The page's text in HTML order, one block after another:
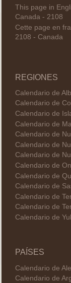
This page in
Canada - 2108
Cette page en
2108 - Canada
REGIONES
Calendario de
Calendario de
Calendario de
Calendario de
Calendario de
Calendario de
Calendario de
Calendario de
Calendario de
Calendario de
Calendario de
Calendario de
Calendario de
PAÍSES
Calendario de
Calendario de